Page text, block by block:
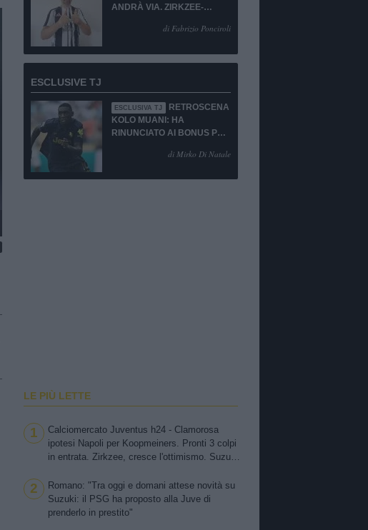
ANDRÀ VIA. ZIRKZEE-
di Fabrizio Ponciroli
ESCLUSIVE TJ
ESCLUSIVA TJ
RETROSCENA
KOLO MUANI: HA
RINUNCIATO AI BONUS PUR
di Mirko Di Natale
LE PIÙ LETTE
1
Calciomercato Juventus h24 - Clamorosa
ipotesi Napoli per Koopmeiners. Pronti 3 colpi
in entrata. Zirkzee, cresce l'ottimismo. Suzuki,
Kessiè? Cambiaso, futuro incerto. Nico-Inter,
pista fredda
2
Romano: "Tra oggi e domani attese novità su
Suzuki: il PSG ha proposto alla Juve di
prenderlo in prestito"